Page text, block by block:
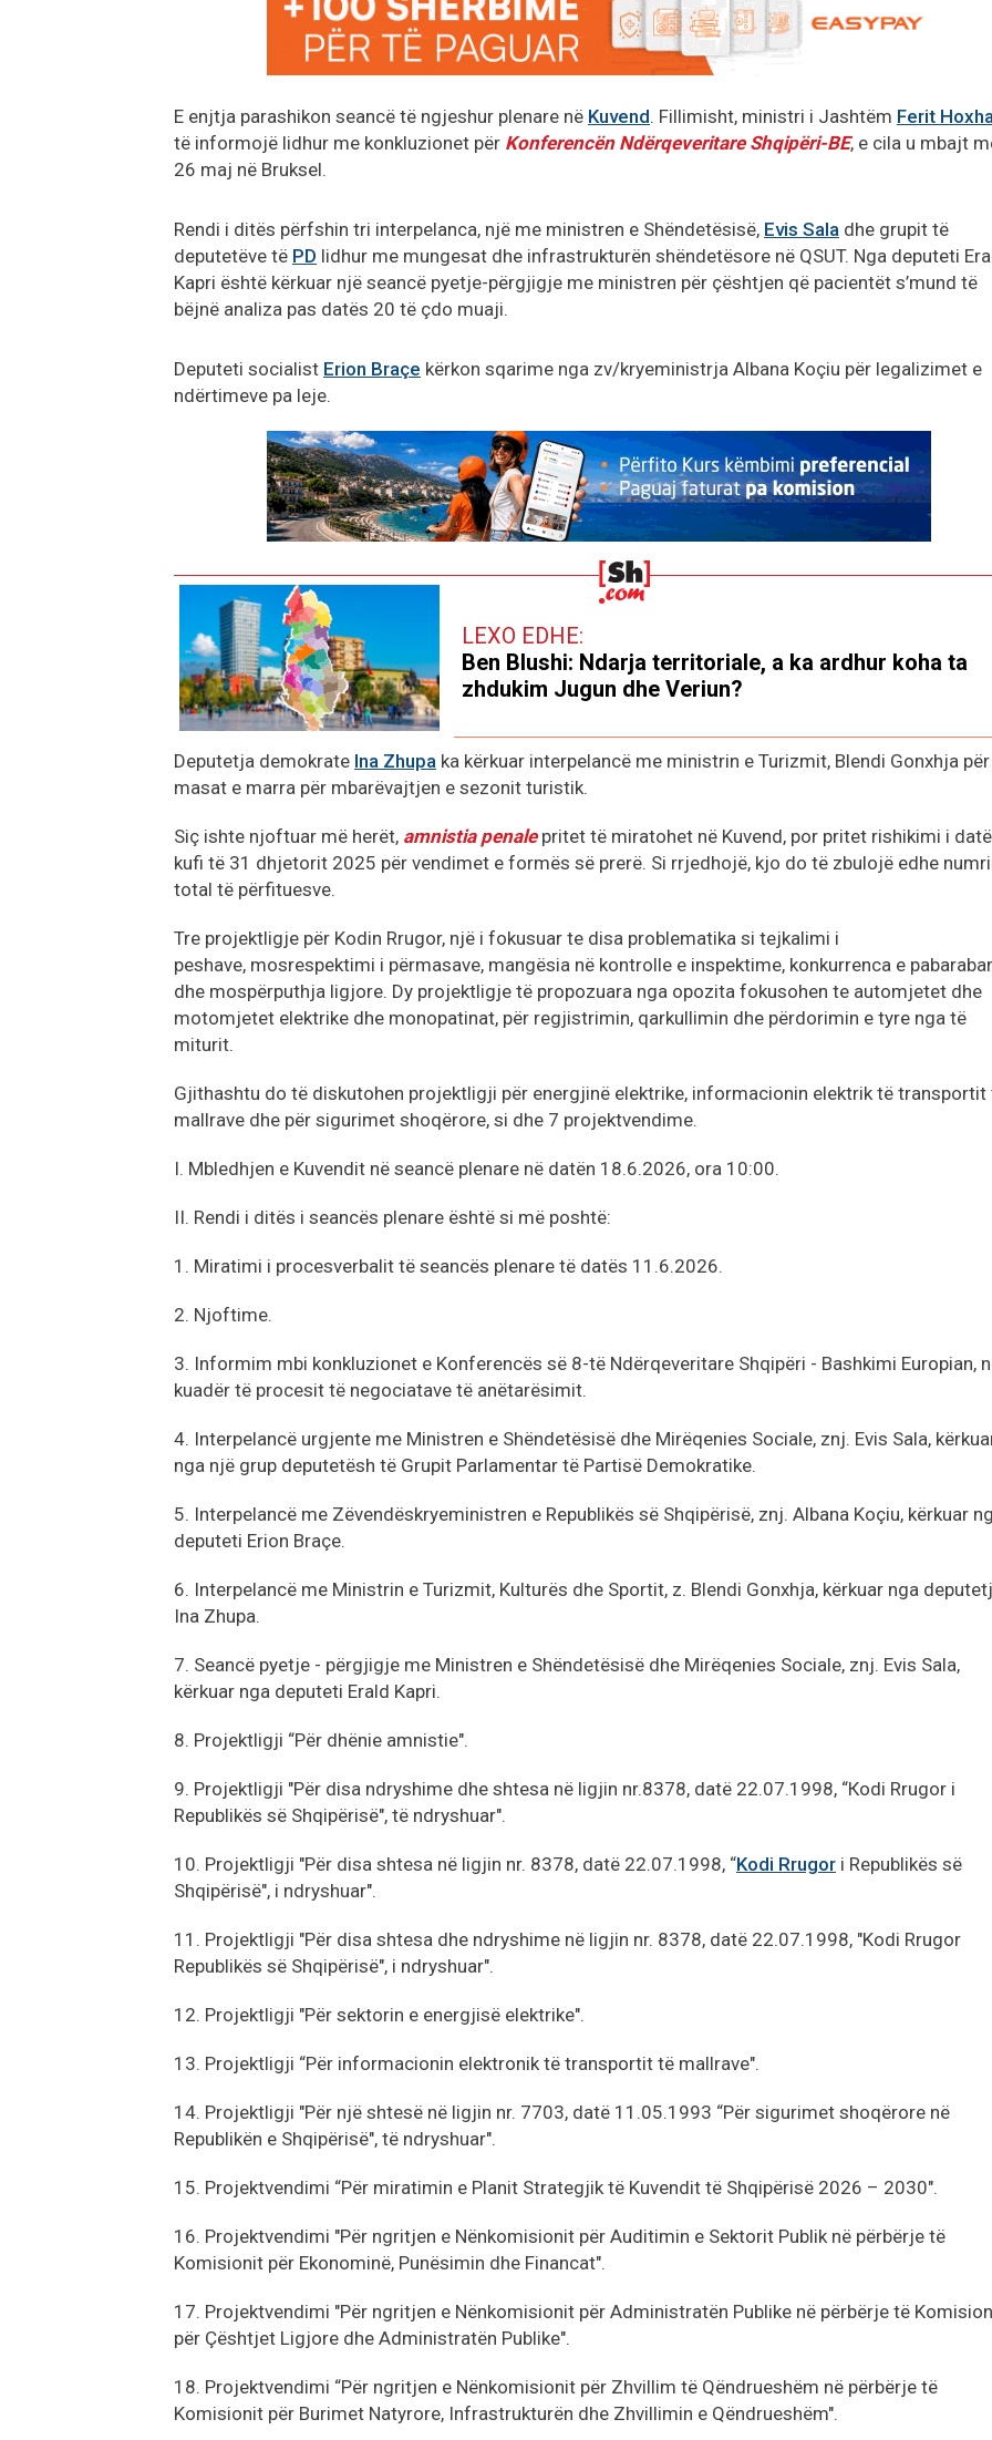
E enjtja parashikon seancë të ngjeshur plenare në Kuvend. Fillimisht, ministri i Jashtëm Ferit
të informojë lidhur me konkluzionet për Konferencën Ndërqeveritare Shqipëri-BE, e cila u mbajt
26 maj në Bruksel.
Rendi i ditës përfshin tri interpelanca, një me ministren e Shëndetësisë, Evis Sala dhe grupit të
deputetëve të PD lidhur me mungesat dhe infrastrukturën shëndetësore në QSUT. Nga deputeti
Kapri është kërkuar një seancë pyetje-përgjigje me ministren për çështjen që pacientët s’mund të
bëjnë analiza pas datës 20 të çdo muaji.
Deputeti socialist Erion Braçe kërkon sqarime nga zv/kryeministrja Albana Koçiu për legalizimet e
ndërtimeve pa leje.
LEXO EDHE:
Ben Blushi: Ndarja territoriale, a ka ardhur koha ta
zhdukim Jugun dhe Veriun?
Deputetja demokrate Ina Zhupa ka kërkuar interpelancë me ministrin e Turizmit, Blendi Gonxhja për
masat e marra për mbarëvajtjen e sezonit turistik.
Siç ishte njoftuar më herët, amnistia penalepritet të miratohet në Kuvend, por pritet rishikimi i
kufi të 31 dhjetorit 2025 për vendimet e formës së prerë. Si rrjedhojë, kjo do të zbulojë edhe
total të përfituesve.
Tre projektligje për Kodin Rrugor, një i fokusuar te disa problematika si tejkalimi i
peshave, mosrespektimi i përmasave, mangësia në kontrolle e inspektime, konkurrenca e
dhe mospërputhja ligjore. Dy projektligje të propozuara nga opozita fokusohen te automjetet dhe
motomjetet elektrike dhe monopatinat, për regjistrimin, qarkullimin dhe përdorimin e tyre nga të
miturit.
Gjithashtu do të diskutohen projektligji për energjinë elektrike, informacionin elektrik të transportit
mallrave dhe për sigurimet shoqërore, si dhe 7 projektvendime.
I. Mbledhjen e Kuvendit në seancë plenare në datën 18.6.2026, ora 10:00.
II. Rendi i ditës i seancës plenare është si më poshtë:
1. Miratimi i procesverbalit të seancës plenare të datës 11.6.2026.
2. Njoftime.
3. Informim mbi konkluzionet e Konferencës së 8-të Ndërqeveritare Shqipëri - Bashkimi Europian,
kuadër të procesit të negociatave të anëtarësimit.
4. Interpelancë urgjente me Ministren e Shëndetësisë dhe Mirëqenies Sociale, znj. Evis Sala,
nga një grup deputetësh të Grupit Parlamentar të Partisë Demokratike.
5. Interpelancë me Zëvendëskryeministren e Republikës së Shqipërisë, znj. Albana Koçiu, kërkuar
deputeti Erion Braçe.
6. Interpelancë me Ministrin e Turizmit, Kulturës dhe Sportit, z. Blendi Gonxhja, kërkuar nga
Ina Zhupa.
7. Seancë pyetje - përgjigje me Ministren e Shëndetësisë dhe Mirëqenies Sociale, znj. Evis Sala,
kërkuar nga deputeti Erald Kapri.
8. Projektligji “Për dhënie amnistie".
9. Projektligji "Për disa ndryshime dhe shtesa në ligjin nr.8378, datë 22.07.1998, “Кodi Rrugor i
Republikës së Shqipërisë", të ndryshuar".
10. Projektligji "Për disa shtesa në ligjin nr. 8378, datë 22.07.1998, “Kodi Rrugor i Republikës së
Shqipërisë", i ndryshuar".
11. Projektligji "Për disa shtesa dhe ndryshime në ligjin nr. 8378, datë 22.07.1998, "Kodi Rrugor
Republikës së Shqipërisë", i ndryshuar".
12. Projektligji "Për sektorin e energjisë elektrike".
13. Projektligji “Për informacionin elektronik të transportit të mallrave".
14. Projektligji "Për një shtesë në ligjin nr. 7703, datë 11.05.1993 “Për sigurimet shoqërore në
Republikën e Shqipërisë", të ndryshuar".
15. Projektvendimi “Për miratimin e Planit Strategjik të Kuvendit të Shqipërisë 2026 – 2030".
16. Projektvendimi "Për ngritjen e Nënkomisionit për Auditimin e Sektorit Publik në përbërje të
Komisionit për Ekonominë, Punësimin dhe Financat".
17. Projektvendimi "Për ngritjen e Nënkomisionit për Administratën Publike në përbërje të
për Çështjet Ligjore dhe Administratën Publike".
18. Projektvendimi “Për ngritjen e Nënkomisionit për Zhvillim të Qëndrueshëm në përbërje të
Komisionit për Burimet Natyrore, Infrastrukturën dhe Zhvillimin e Qëndrueshëm".